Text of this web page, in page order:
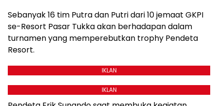
Sebanyak 16 tim Putra dan Putri dari 10 jemaat GKPI
se-Resort Pasar Tukka akan berhadapan dalam
turnamen yang memperebutkan trophy Pendeta
Resort.
IKLAN
IKLAN